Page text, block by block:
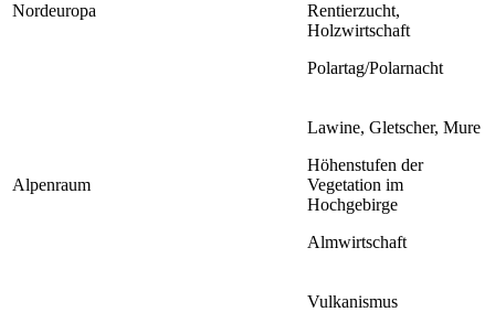
Nordeuropa
Rentierzucht,
Holzwirtschaft
Polartag/Polarnacht
Alpenraum
Lawine, Gletscher, Mure
Höhenstufen der
Vegetation im
Hochgebirge
Almwirtschaft
Vulkanismus